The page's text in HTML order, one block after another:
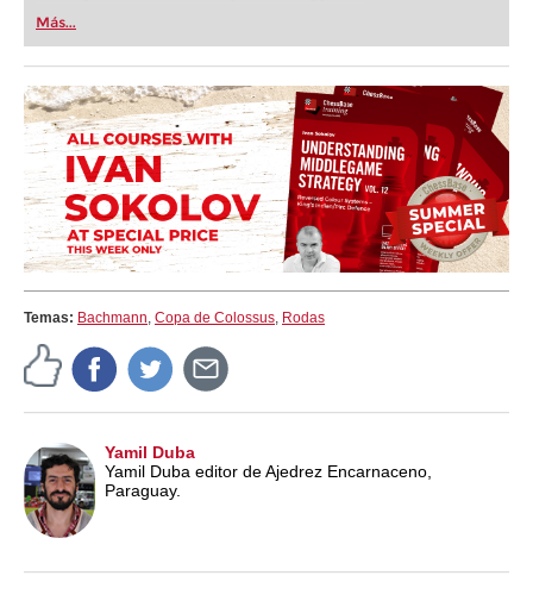
first steps into the world of club chess, or already
playing at a tournament level: with FRITZ, you can
train more efficiently, intelligently and with a
more personalised approach than ever before.
Más...
Temas: Bachmann, Copa de Colossus, Rodas
Yamil Duba
Yamil Duba editor de Ajedrez Encarnaceno,
Paraguay.